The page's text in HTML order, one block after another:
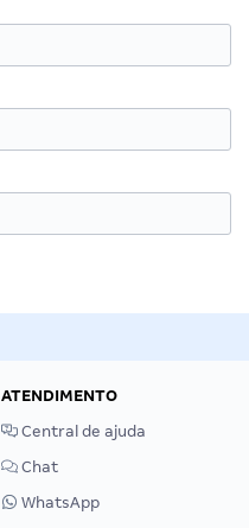
ATENDIMENTO
Central de ajuda
Chat
WhatsApp